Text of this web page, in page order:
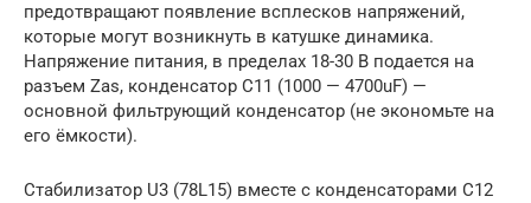
предотвращают появление всплесков напряжений,
которые могут возникнуть в катушке динамика.
Напряжение питания, в пределах 18-30 В подается на
разъем Zas, конденсатор C11 (1000 — 4700uF) —
основной фильтрующий конденсатор (не экономьте на
его ёмкости).
Стабилизатор U3 (78L15) вместе с конденсаторами C12